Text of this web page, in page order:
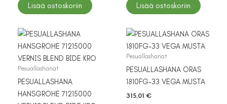
Lisää ostoskoriin Lisää ostoskoriin
Pesuallashanat
PESUALLASHANA
HANSGROHE 71215000
Pesuallashanat
PESUALLASHANA ORAS
1810FG-33 VEGA MUSTA
315,01 €